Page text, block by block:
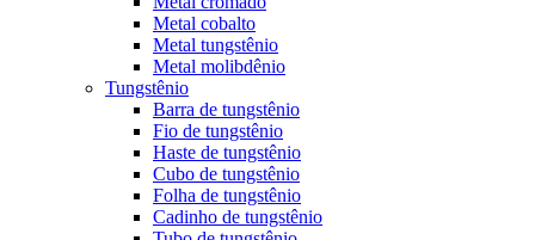
Metal cobalto
Metal tungstênio
Metal molibdênio
Tungstênio
Barra de tungstênio
Fio de tungstênio
Haste de tungstênio
Cubo de tungstênio
Folha de tungstênio
Cadinho de tungstênio